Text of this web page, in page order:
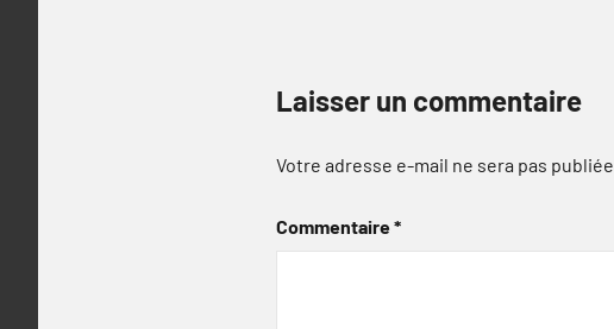
Laisser un commentaire
Votre adresse e-mail ne sera pas publiée.
Commentaire*